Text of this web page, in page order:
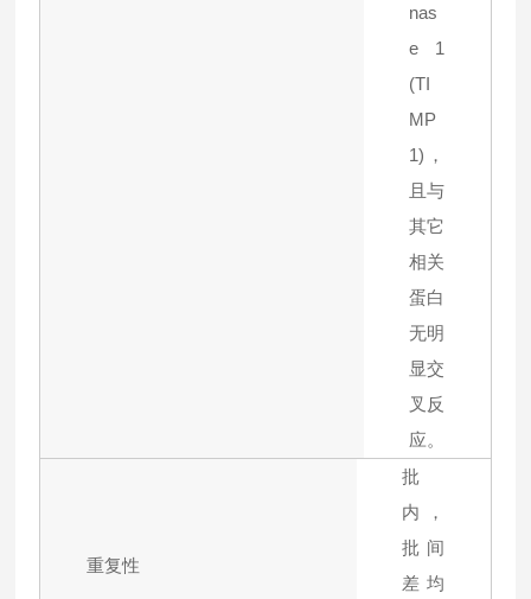
nas
e 1
(TI
MP
1)，
且与
其它
相关
蛋白
无明
显交
叉反
应。
重复性
批
内，
批间
差均